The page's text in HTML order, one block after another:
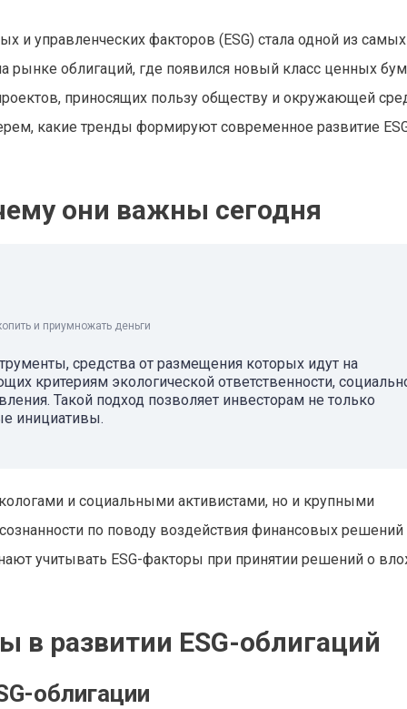
и управленческих факторов (ESG) стала одной из самых
облигаций, где появился новый класс ценных
приносящих пользу обществу и окружающей
какие тренды формируют современное развитие
они важны сегодня
и приумножать деньги
средства от размещения которых идут на
критериям экологической ответственности,
Такой подход позволяет инвесторам не только
инициативы.
и социальными активистами, но и крупными
по поводу воздействия финансовых решений
учитывать ESG-факторы при принятии решений о
развитии ESG-облигаций
облигации